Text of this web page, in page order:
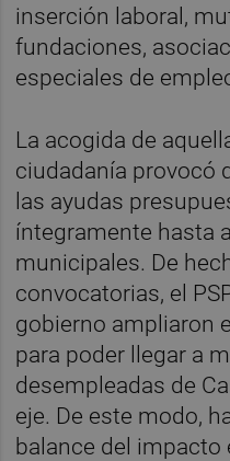
inserción laboral,
fundaciones,
especiales de
La acogida de
ciudadanía provocó
las ayudas
íntegramente hasta
municipales. De
convocatorias, el
gobierno ampliaron
para poder llegar a
desempleadas de
eje. De este modo,
balance del impacto